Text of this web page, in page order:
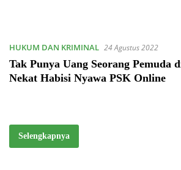
HUKUM DAN KRIMINAL 24 Agustus 2022
Tak Punya Uang Seorang Pemuda
Nekat Habisi Nyawa PSK Online
Selengkapnya